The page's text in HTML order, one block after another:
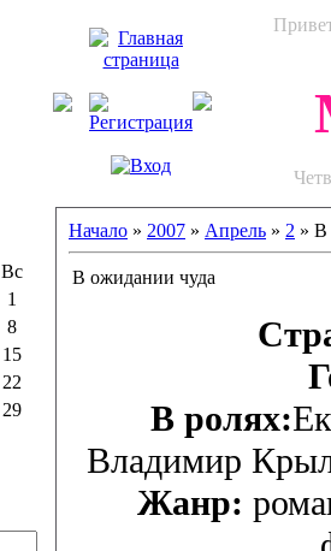
Вс
1
8
15
22
29
Начало » 2007 » Апрель » 2 » В
В ожидании чуда
В ролях:
Владимир
Жанр: